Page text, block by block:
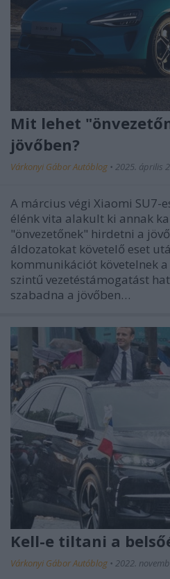
Mit lehet
jövőben?
Várkonyi Gábor Autóblog • 2025. április
A március végi Xiaomi SU7-
élénk vita alakult ki annak
"önvezetőnek" hirdetni a
áldozatokat követelő eset
kommunikációt követelnek
szintű vezetéstámogatást
szabadna a jövőben…
Kell-e tiltani a
Várkonyi Gábor Autóblog • 2022.